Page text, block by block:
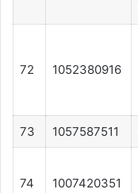
72 1052380916
73 1057587511
74 1007420351